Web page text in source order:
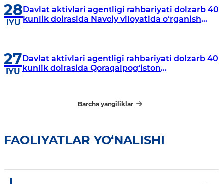
28
IYU
Davlat aktivlari agentligi rahbariyati dolzarb 40
kunlik doirasida Navoiy viloyatida o‘rganish
27
IYU
Davlat aktivlari agentligi rahbariyati dolzarb 40
kunlik doirasida Qoraqalpog‘iston
Barcha yangiliklar
FAOLIYATLAR YO‘NALISHI